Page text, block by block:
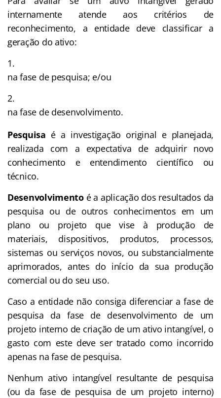
internamente atende aos critérios de
reconhecimento, a entidade deve classificar a
geração do ativo:
na fase de pesquisa; e/ou
na fase de desenvolvimento.
Pesquisa é a investigação original e planejada,
realizada com a expectativa de adquirir novo
conhecimento e entendimento científico ou
técnico.
Desenvolvimentoé a aplicação dos resultados da
pesquisa ou de outros conhecimentos em um
plano ou projeto que vise à produção de
materiais, dispositivos, produtos, processos,
sistemas ou serviços novos, ou substancialmente
aprimorados, antes do início da sua produção
comercial ou do seu uso.
Caso a entidade não consiga diferenciar a fase de
pesquisa da fase de desenvolvimento de um
projeto interno de criação de um ativo intangível, o
gasto com este deve ser tratado como incorrido
apenas na fase de pesquisa.
Nenhum ativo intangível resultante de pesquisa
(ou da fase de pesquisa de um projeto interno)